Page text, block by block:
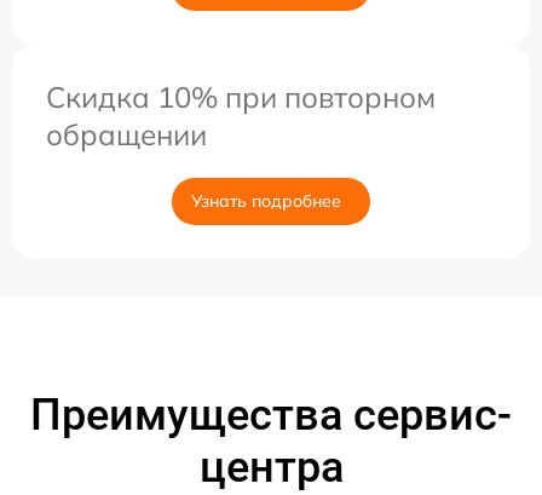
Скидка 10% при повторном
обращении
Узнать подробнее
Преимущества сервис-
центра